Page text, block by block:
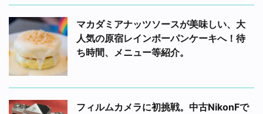
マカダミアナッツソースが美味しい、大
人気の原宿レインボーパンケーキへ！待
ち時間、メニュー等紹介。
フィルムカメラに初挑戦。中古NikonFで